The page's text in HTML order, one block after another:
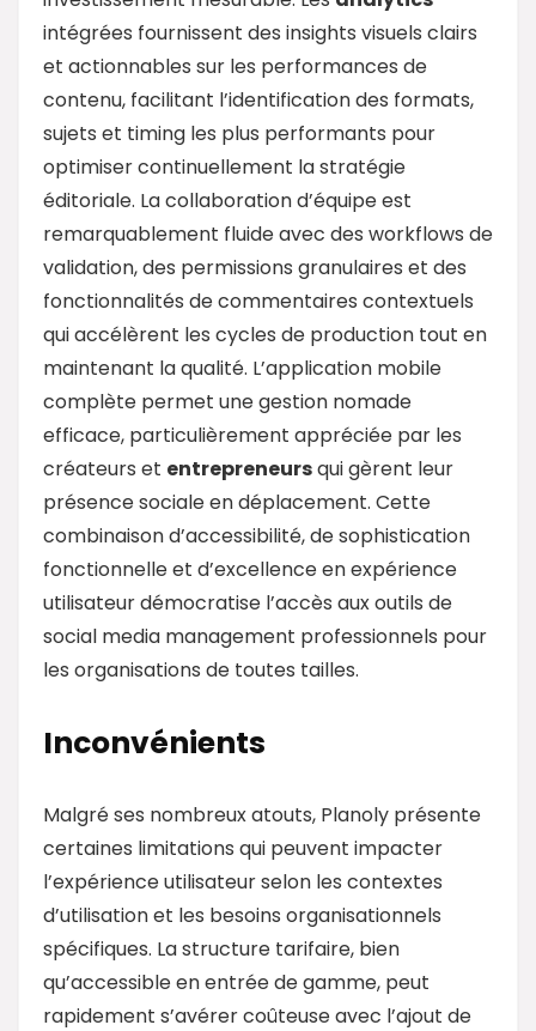
intégrées fournissent des insights visuels clairs
et actionnables sur les performances de
contenu, facilitant l’identification des formats,
sujets et timing les plus performants pour
optimiser continuellement la stratégie
éditoriale. La collaboration d’équipe est
remarquablement fluide avec des workflows de
validation, des permissions granulaires et des
fonctionnalités de commentaires contextuels
qui accélèrent les cycles de production tout en
maintenant la qualité. L’application mobile
complète permet une gestion nomade
efficace, particulièrement appréciée par les
créateurs et entrepreneursqui gèrent leur
présence sociale en déplacement. Cette
combinaison d’accessibilité, de sophistication
fonctionnelle et d’excellence en expérience
utilisateur démocratise l’accès aux outils de
social media management professionnels pour
les organisations de toutes tailles.
Inconvénients
Malgré ses nombreux atouts, Planoly présente
certaines limitations qui peuvent impacter
l’expérience utilisateur selon les contextes
d’utilisation et les besoins organisationnels
spécifiques. La structure tarifaire, bien
qu’accessible en entrée de gamme, peut
rapidement s’avérer coûteuse avec l’ajout de